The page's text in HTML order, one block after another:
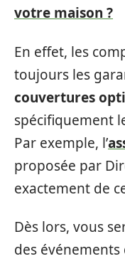
votre maison ?
En effet, les
toujours les
couvertures
spécifiquement
Par exemple, l’
proposée par
exactement de
Dès lors, vous
des